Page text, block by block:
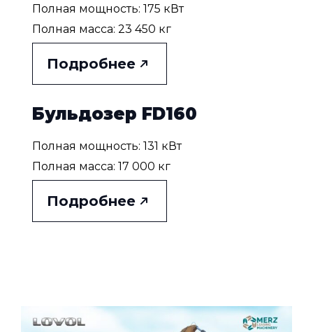
Полная мощность: 175 кВт
Полная масса: 23 450 кг
Подробнее
Бульдозер FD160
Полная мощность: 131 кВт
Полная масса: 17 000 кг
Подробнее